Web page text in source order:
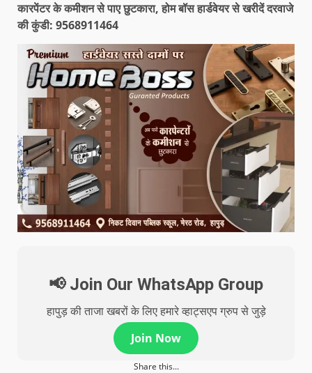
कारपेंटर के कमीशन से पाए छुटकारा, होम बॉस हार्डवेयर से खरीदें दरवाजे
की कुंडी: 9568911464
📢 Join Our WhatsApp Group
हापुड़ की ताजा खबरों के लिए हमारे व्हाट्सएप ग्रुप से जुड़े
Join Now
Share this...